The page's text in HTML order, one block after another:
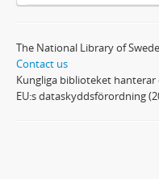
The National Library of
Contact us
Kungliga biblioteket
EU:s dataskyddsförordning